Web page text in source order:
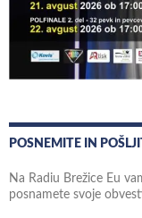
POSNEMITE IN
Na Radiu Brežice Eu
posnamete svoje